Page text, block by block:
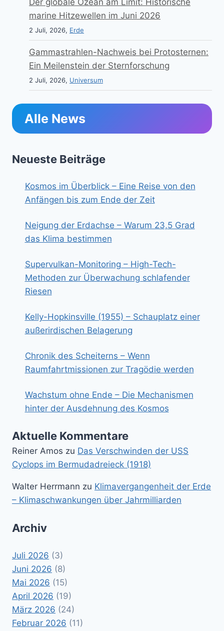
Der globale Ozean am Limit: Historische
marine Hitzewellen im Juni 2026
2 Juli, 2026, Erde
Gammastrahlen-Nachweis bei Protosternen:
Ein Meilenstein der Sternforschung
2 Juli, 2026, Universum
Alle News
Neueste Beiträge
Kosmos im Überblick – Eine Reise von den
Anfängen bis zum Ende der Zeit
Neigung der Erdachse – Warum 23,5 Grad
das Klima bestimmen
Supervulkan-Monitoring – High-Tech-
Methoden zur Überwachung schlafender
Riesen
Kelly-Hopkinsville (1955) – Schauplatz einer
außerirdischen Belagerung
Chronik des Scheiterns – Wenn
Raumfahrtmissionen zur Tragödie werden
Wachstum ohne Ende – Die Mechanismen
hinter der Ausdehnung des Kosmos
Aktuelle Kommentare
Reiner Amos zu Das Verschwinden der USS
Cyclops im Bermudadreieck (1918)
Walter Herrmann zu Klimavergangenheit der Erde
– Klimaschwankungen über Jahrmilliarden
Archiv
Juli 2026 (3)
Juni 2026 (8)
Mai 2026 (15)
April 2026 (19)
März 2026 (24)
Februar 2026 (11)